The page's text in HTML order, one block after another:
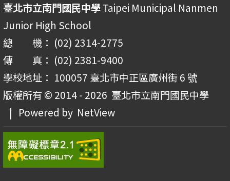
臺北市立南門國民中學Taipei Municipal Nanmen
Junior High School
總 機： (02) 2314-2775
傳 真： (02) 2381-9400
學校地址： 100057 臺北市中正區廣州街 6 號
版權所有 © 2014 - 2026 臺北市立南門國民中學
| Powered by NetView